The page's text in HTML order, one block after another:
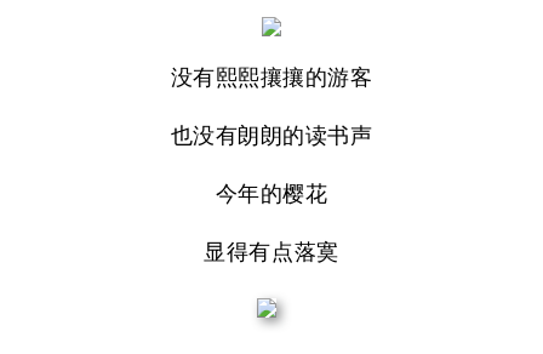
没有熙熙攘攘的游客
也没有朗朗的读书声
今年的樱花
显得有点落寞